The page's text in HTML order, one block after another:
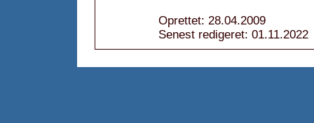
Oprettet: 28.04.2009
Senest redigeret: 01.11.2022